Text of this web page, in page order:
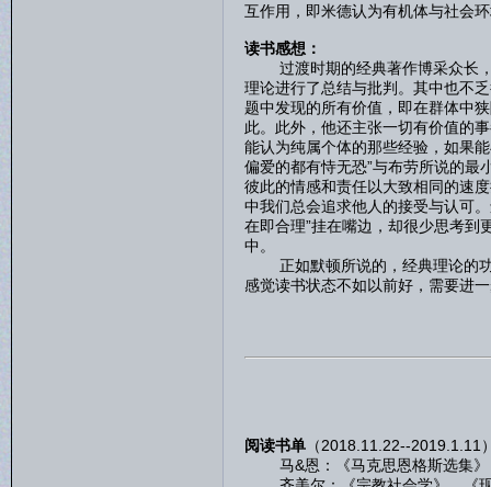
互作用，即米德认为有机体与社会
读书感想：
过渡时期的经典著作博采众长，
理论进行了总结与批判。其中也不
题中发现的所有价值，即在群体中
此。此外，他还主张一切有价值的
能认为纯属个体的那些经验，如果
偏爱的都有恃无恐”与布劳所说的最
彼此的情感和责任以大致相同的速
中我们总会追求他人的接受与认可
在即合理”挂在嘴边，却很少思考到
中。
正如默顿所说的，经典理论的功
感觉读书状态不如以前好，需要进
阅读书单（2018.11.22--2019.1.11
马&恩：《马克思恩格斯选集》